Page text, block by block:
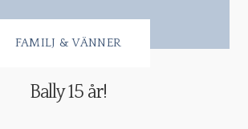
FAMILJ & VÄNNER
Bally 15 år!